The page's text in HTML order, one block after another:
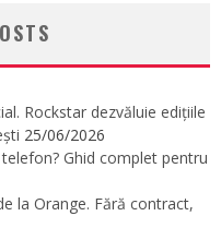
Rockstar dezvăluie edițiile
25/06/2026
Ghid complet pentru
la Orange. Fără contract,